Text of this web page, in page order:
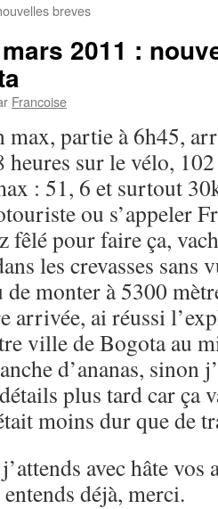
breves
2011 :
Francoise
max, partie à 6h45,
heures sur le vélo,
: 51, 6 et surtout
ou s’appeler
fêlé pour faire ça,
les crevasses sans
monter à 5300
arrivée, ai réussi
ville de Bogota au
d’ananas, sinon
plus tard car ça
moins dur que de
avec hâte vos
déjà, merci.